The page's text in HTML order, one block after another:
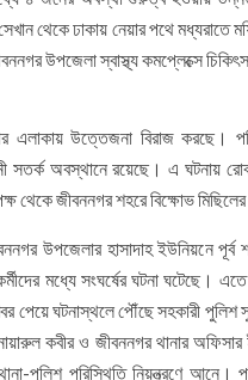
থেকে ঢাকায় নেয়ার পথে মধ্যরাতে
উপজেলা স্বাস্থ্য কমপ্লেক্সে
এলাকায় উত্তেজনা বিরাজ করছে।
সতর্ক অবস্থানে রয়েছে। এ ঘটনায়
থেকে জীবননগর শহরে বিক্ষোভ
উপজেলার হাসাদাহ ইউনিয়নে
মধ্যে সংঘর্ষের ঘটনা
পেয়ে ঘটনাস্থলে পৌঁছে সহকারী পুলিশ
কবীর ও জীবননগর থানার অফিসার
পুলিশ পরিস্থিতি নিয়ন্ত্রণে আনে।